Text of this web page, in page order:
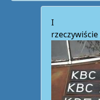
I
rzeczywiście